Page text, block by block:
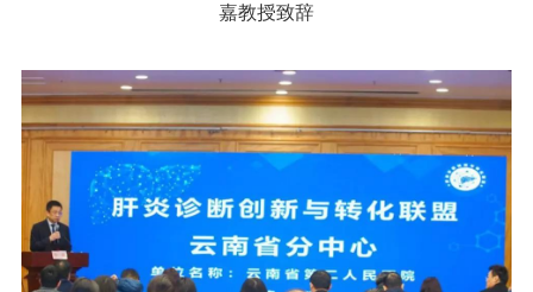
嘉教授致辞